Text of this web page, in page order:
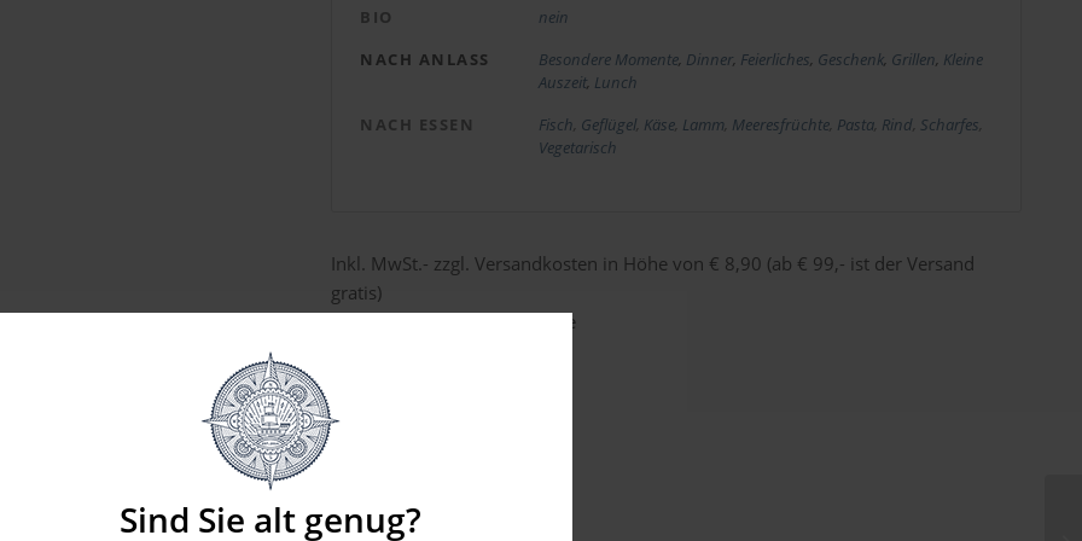
Sind Sie alt genug?
BIO
nein
NACH ANLASS
Besondere Momente, Dinner, Feierliches, Geschenk, Grillen, Kleine
Auszeit, Lunch
NACH ESSEN
Fisch, Geflügel, Käse, Lamm, Meeresfrüchte, Pasta, Rind, Scharfes,
Vegetarisch
Inkl. MwSt.- zzgl. Versandkosten in Höhe von € 8,90 (ab € 99,- ist der Versand
gratis)
Versanddauer 1 – 4 Werktage
Steckbrief